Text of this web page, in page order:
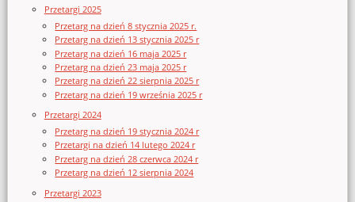
Przetargi 2025
Przetarg na dzień 8 stycznia 2025 r.
Przetarg na dzień 13 stycznia 2025 r
Przetarg na dzień 16 maja 2025 r
Przetarg na dzień 23 maja 2025 r
Przetarg na dzień 22 sierpnia 2025 r
Przetarg na dzień 19 września 2025 r
Przetargi 2024
Przetarg na dzień 19 stycznia 2024 r
Przetargi na dzień 14 lutego 2024 r
Przetarg na dzień 28 czerwca 2024 r
Przetarg na dzień 12 sierpnia 2024
Przetargi 2023